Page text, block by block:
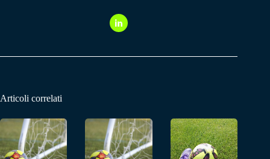
Articoli correlati